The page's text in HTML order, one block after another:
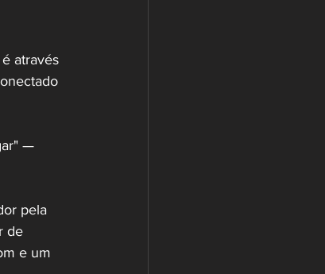
através
—
pela
de
e um